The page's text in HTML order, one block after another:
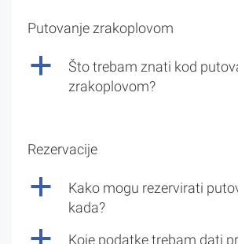
Putovanje zrakoplovom
a
Što trebam znati kod
zrakoplovom?
Rezervacije
a
Kako mogu rezervirati
kada?
a
Koje podatke trebam dati